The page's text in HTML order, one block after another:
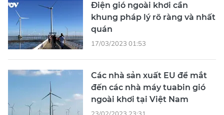
Điện gió ngoài khơi cần
khung pháp lý rõ ràng và nhất
quán
17/03/2023 01:53
Các nhà sản xuất EU để mắt
đến các nhà máy tuabin gió
ngoài khơi tại Việt Nam